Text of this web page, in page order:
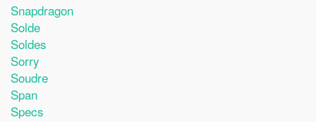
Snapdragon
Solde
Soldes
Sorry
Soudre
Span
Specs